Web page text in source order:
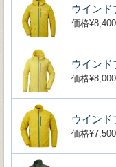
ウインド
価格¥8,400
ウインド
価格¥8,000
ウインド
価格¥7,500